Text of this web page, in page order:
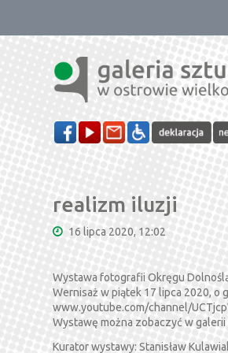
realizm iluzji
16 lipca 2020, 12:02
Wystawa fotografii Okręgu
Wernisaż w piątek 17 lipca 2020,
www.youtube.com/channel/
Wystawę można zobaczyć w
Kurator wystawy: Stanisław